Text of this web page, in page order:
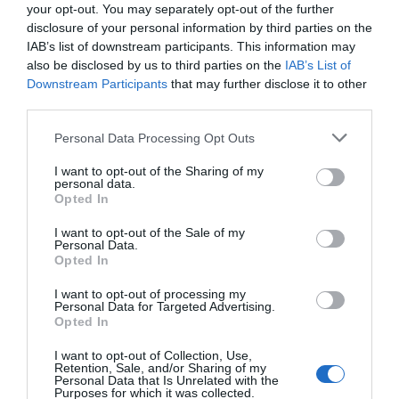
your opt-out. You may separately opt-out of the further
disclosure of your personal information by third parties on the
IAB’s list of downstream participants. This information may
also be disclosed by us to third parties on the IAB’s List of
Downstream Participants that may further disclose it to other
Personal Data Processing Opt Outs
I want to opt-out of the Sharing of my
personal data.
Opted In
I want to opt-out of the Sale of my
Personal Data.
Opted In
I want to opt-out of processing my
Personal Data for Targeted Advertising.
Opted In
I want to opt-out of Collection, Use,
Retention, Sale, and/or Sharing of my
Personal Data that Is Unrelated with the
Purposes for which it was collected.
en grupo. Desconozco cómo será el retorno
realmente porque en un día cambian
drásticamente las cosas de color y de forma,
pero septiembre se divisa, al menos para
nosotros, algo más esperanzador. Y ya tocaba.
La lectura que hemos hecho de todo esto es muy
fácil: si los padres y madres podemos
necesitamos y no la eternidad), producimos
bienes y servicios al mismo tiempo que nos
formamos como personas y crecemos como
profesionales, seamos periodistas, camareros o
astronautas. Y si nosotros trabajamos, la
Seguridad Social se enriquece, la empresa sigue
produciendo, el sistema se mantiene vivo... y es